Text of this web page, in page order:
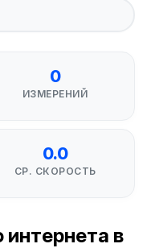
0
ИЗМЕРЕНИЙ
0.0
СР. СКОРОСТЬ
интернета в